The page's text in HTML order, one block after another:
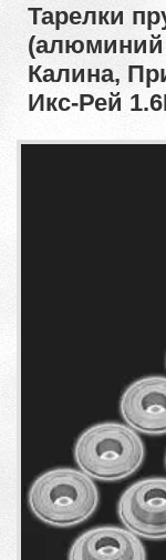
Тарелки
(алюминий
Калина,
Икс-Рей